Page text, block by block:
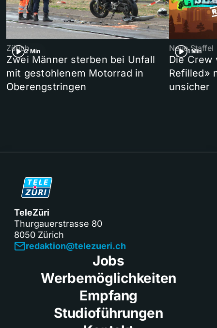
2 Min
Zürich
Zwei Männer sterben bei Unfall
mit gestohlenem Motorrad in
Oberengstringen
1 Min
Neue Staffel
Die Crew
Refilled»
unsicher
TeleZüri
Thurgauerstrasse 80
8050 Zürich
redaktion@telezueri.ch
Jobs
Werbemöglichkeiten
Empfang
Studioführungen